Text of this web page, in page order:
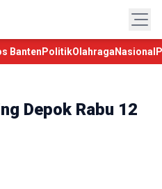
Banten PolitikOlahraga Nasional
Depok Rabu 12